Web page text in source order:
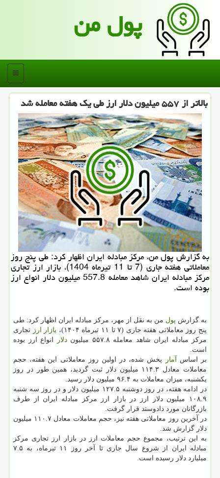
پول من
منو
بالاتر از ۵۵۷ میلیون دلار ارز طی یک هفته معامله شد
به گزارش پول من، مرکز مبادله ایران اظهار کرد: طی پنج روز
معاملاتی هفته جاری (7 تا 11 تیرماه 1404)، بازار ارز تجاری
مرکز مبادله ایران شاهد معامله 557.8 میلیون دلار انواع ارز
بوده است.
به گزارش پول من به نقل از مهر، مرکز مبادله ایران اظهار کرد: طی
پنج روز معاملاتی هفته جاری (۷ تا ۱۱ تیرماه ۱۴۰۴)،
بازار ارز تجاری
مرکز مبادله ایران شاهد معامله ۵۵۷.۸ میلیون
دلار
انواع ارز بوده
است.
بر اساس آمار
پخش شده، در اولین روز معاملاتی این هفته، حجم
معاملات معادل ۱۱۴.۳ میلیون دلار ثبت گردید، همین طور در روز
یکشنبه، میزان معاملات به ۹۶.۴ میلیون دلار رسید.
در ادامه هفته، در روز دوشنبه ۱۲۷.۵ میلیون دلار و در روز سه شنبه
۱۰۸.۹ میلیون دلار ارز در بازار ارز مرکز مبادله ایران از طرف
بازرگانان مورد دادوستد قرار گرفت.
در آخرین روز معاملاتی هفته نیز، حجم معاملات معادل ۱۱۰.۷ میلیون
دلار گزارش شد.
به این ترتیب، مجموع حجم معاملات ارز در بازار ارز تجاری مرکز
مبادله ایران از شروع سال جاری تا آخر روز ۱۱ تیرماه، به ۷.۵
میلیارد دلار رسیده است.